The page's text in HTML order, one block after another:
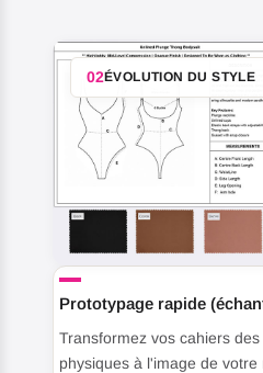
02ÉVOLUTION DU STYLE
Prototypage rapide
Transformez vos cahiers
physiques à l'image de